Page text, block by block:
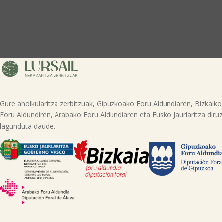
Gure aholkularitza zerbitzuak, Gipuzkoako Foru Aldundiaren, Bizkaiko
Foru Aldundiren, Arabako Foru Aldundiaren eta Eusko Jaurlaritza
lagunduta daude.